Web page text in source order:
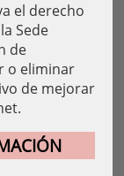
el derecho
Sede
de
o eliminar
de mejorar